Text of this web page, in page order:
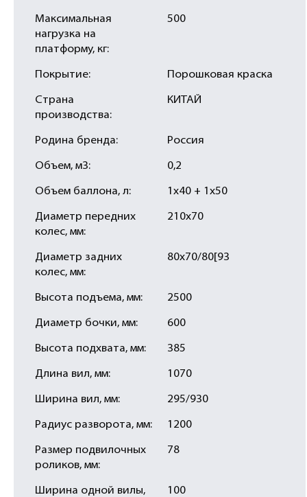
Максимальная
нагрузка на
платформу, кг:
500
Покрытие: Порошковая краска
Страна
производства:
КИТАЙ
Родина бренда: Россия
Объем, м3: 0,2
Объем баллона, л: 1х40 + 1х50
Диаметр передних
колес, мм:
210х70
Диаметр задних
колес, мм:
80х70/80[93
Высота подъема, мм: 2500
Диаметр бочки, мм: 600
Высота подхвата, мм: 385
Длина вил, мм: 1070
Ширина вил, мм: 295/930
Радиус разворота, мм: 1200
Размер подвилочных
роликов, мм:
78
Ширина одной вилы,
100